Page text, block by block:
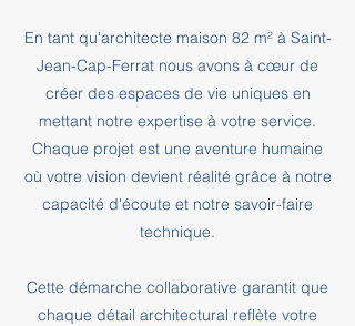
En tant qu'architecte maison 82 m² à Saint-
Jean-Cap-Ferrat nous avons à cœur de
créer des espaces de vie uniques en
mettant notre expertise à votre service.
Chaque projet est une aventure humaine
où votre vision devient réalité grâce à notre
capacité d'écoute et notre savoir-faire
technique.
Cette démarche collaborative garantit que
chaque détail architectural reflète votre